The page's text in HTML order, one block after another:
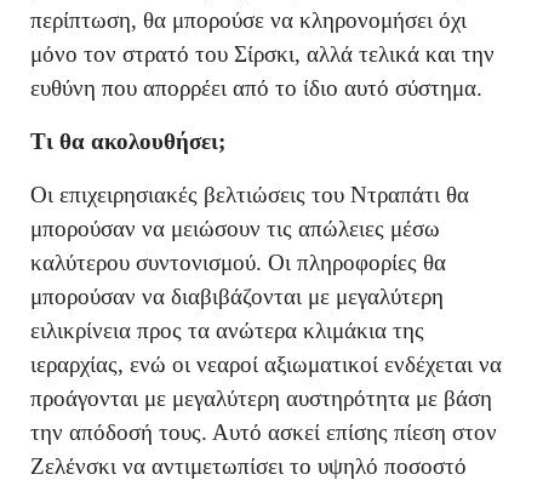
περίπτωση, θα μπορούσε να κληρονομήσει όχι
μόνο τον στρατό του Σίρσκι, αλλά τελικά και την
ευθύνη που απορρέει από το ίδιο αυτό σύστημα.
Τι θα ακολουθήσει;
Οι επιχειρησιακές βελτιώσεις του Ντραπάτι θα
μπορούσαν να μειώσουν τις απώλειες μέσω
καλύτερου συντονισμού. Οι πληροφορίες θα
μπορούσαν να διαβιβάζονται με μεγαλύτερη
ειλικρίνεια προς τα ανώτερα κλιμάκια της
ιεραρχίας, ενώ οι νεαροί αξιωματικοί ενδέχεται να
προάγονται με μεγαλύτερη αυστηρότητα με βάση
την απόδοσή τους. Αυτό ασκεί επίσης πίεση στον
Ζελένσκι να αντιμετωπίσει το υψηλό ποσοστό